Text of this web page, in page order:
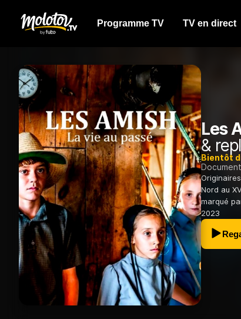
Programme TV TV en direct
Les
&
Bientôt
Nord au
marqué
2023